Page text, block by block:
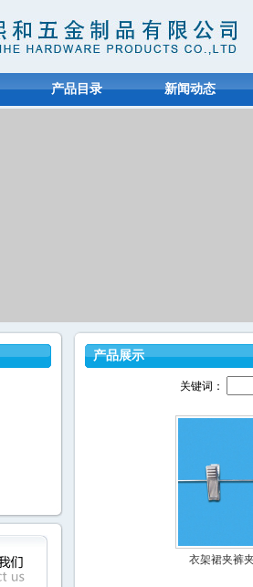
产品目录 新闻动态
产品展示
关键词：
衣架裙夹裤